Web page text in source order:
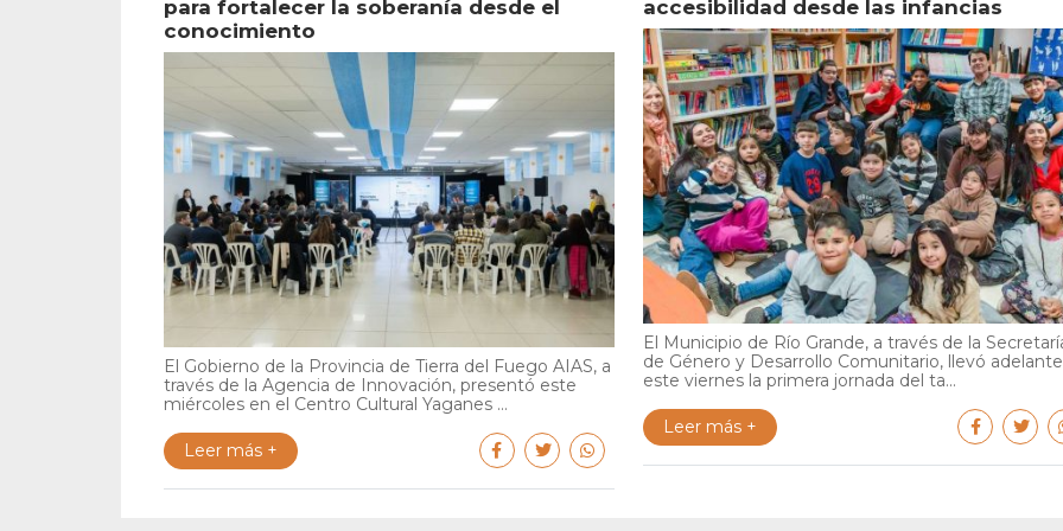
para fortalecer la soberanía desde el
conocimiento
El Gobierno de la Provincia de Tierra del Fuego AIAS, a
través de la Agencia de Innovación, presentó este
miércoles en el Centro Cultural Yaganes ...
Leer más +
accesibilidad desde las infancias
El Municipio de Río Grande, a través de la
de Género y Desarrollo Comunitario, llevó adelante
este viernes la primera jornada del ta...
Leer más +